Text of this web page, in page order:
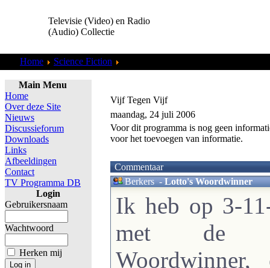
Televisie (Video) en Radio
(Audio) Collectie
Home Science Fiction
Main Menu
Home
Over deze Site
Nieuws
Discussieforum
Downloads
Links
Afbeeldingen
Contact
TV Programma DB
Login
Gebruikersnaam
Wachtwoord
Herken mij
Vijf Tegen Vijf
maandag, 24 juli 2006
Voor dit programma is nog geen
voor het toevoegen van informatie.
Commentaar
Berkers-Lotto's Woordwinner
Ik heb op 3-
met de